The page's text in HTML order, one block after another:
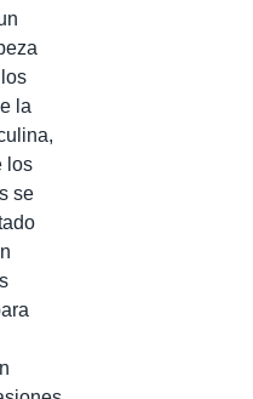
la
los
se